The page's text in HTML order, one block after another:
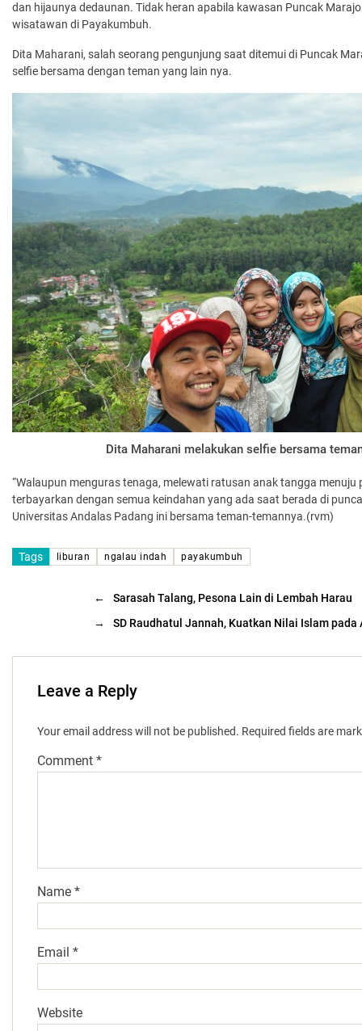
dan hijaunya dedaunan. Tidak heran apabila kawasan Puncak
wisatawan di Payakumbuh.
Dita Maharani, salah seorang pengunjung saat ditemui di Puncak
selfie bersama dengan teman yang lain nya.
Dita Maharani melakukan selfie bersama
“Walaupun menguras tenaga, melewati ratusan anak tangga menuju
terbayarkan dengan semua keindahan yang ada saat berada di
Universitas Andalas Padang ini bersama teman-temannya.(rvm)
Tags liburan ngalau indah payakumbuh
←
Sarasah Talang, Pesona Lain di Lembah Harau
→
SD Raudhatul Jannah, Kuatkan Nilai Islam pada
Leave a Reply
Your email address will not be published. Required fields are
Comment *
Name *
Email *
Website